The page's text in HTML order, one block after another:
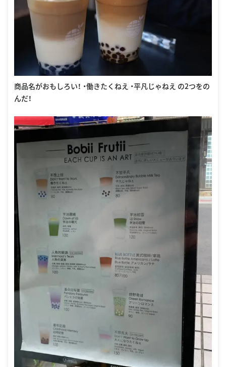
商品名がおもしろい！ ・働きたくねえ ・平凡じゃねえ の2つをの
んだ！